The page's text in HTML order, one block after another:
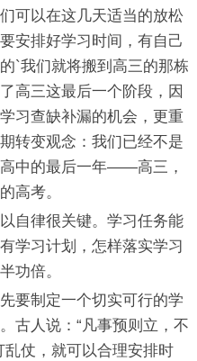
可以在这几天适当的放松
安排好学习时间，有自己
`我们就将搬到高三的那栋
高三这最后一个阶段，因
习查缺补漏的机会，更重
转变观念：我们已经不是
中的最后一年——高三，
高考。
律很关键。学习任务能
学习计划，怎样落实学习
功倍。
制定一个切实可行的学
古人说：“凡事预则立，不
乱仗，就可以合理安排时